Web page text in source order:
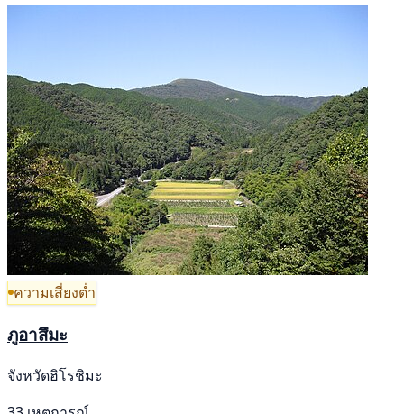
ความเสี่ยงต่ำ
ภูอาสึมะ
จังหวัดฮิโรชิมะ